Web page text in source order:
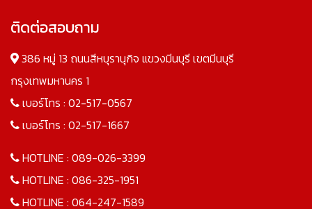
ติดต่อสอบถาม
386 หมู่ 13 ถนนสีหบุรานุกิจ แขวงมีนบุรี เขตมีนบุรี
กรุงเทพมหานคร 1
เบอร์โทร : 02-517-0567
เบอร์โทร : 02-517-1667
HOTLINE : 089-026-3399
HOTLINE : 086-325-1951
HOTLINE : 064-247-1589